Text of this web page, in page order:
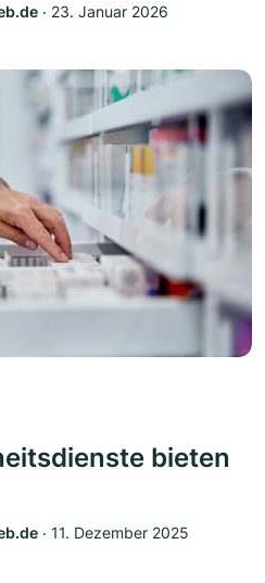
‧ 23. Januar 2026
bieten
‧ 11. Dezember 2025